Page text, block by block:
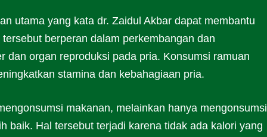
utama yang kata dr. Zaidul Akbar dapat membantu
berperan dalam perkembangan dan
dan organ reproduksi pada pria. Konsumsi ramuan
stamina dan kebahagiaan pria.
makanan, melainkan hanya mengonsumsi
baik. Hal tersebut terjadi karena tidak ada kalori yang